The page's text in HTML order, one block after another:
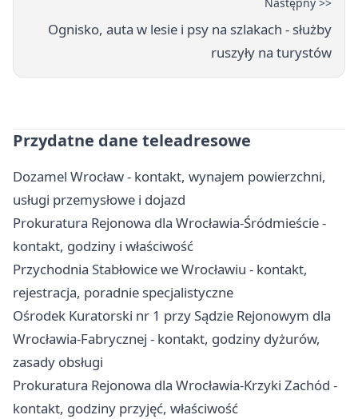
Następny >>
Ognisko, auta w lesie i psy na szlakach - służby
ruszyły na turystów
Przydatne dane teleadresowe
Dozamel Wrocław - kontakt, wynajem powierzchni,
usługi przemysłowe i dojazd
Prokuratura Rejonowa dla Wrocławia-Śródmieście -
kontakt, godziny i właściwość
Przychodnia Stabłowice we Wrocławiu - kontakt,
rejestracja, poradnie specjalistyczne
Ośrodek Kuratorski nr 1 przy Sądzie Rejonowym dla
Wrocławia-Fabrycznej - kontakt, godziny dyżurów,
zasady obsługi
Prokuratura Rejonowa dla Wrocławia-Krzyki Zachód -
kontakt, godziny przyjęć, właściwość